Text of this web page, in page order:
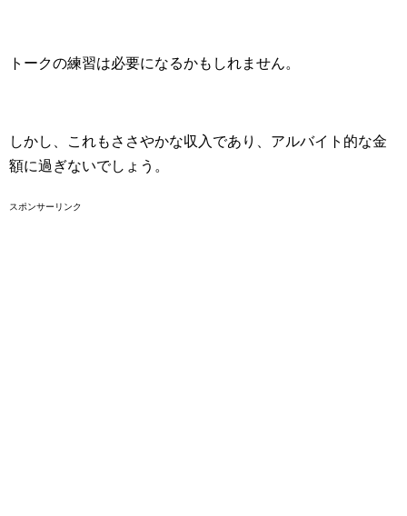
トークの練習は必要になるかもしれません。
しかし、これもささやかな収入であり、アルバイト的な金
額に過ぎないでしょう。
スポンサーリンク